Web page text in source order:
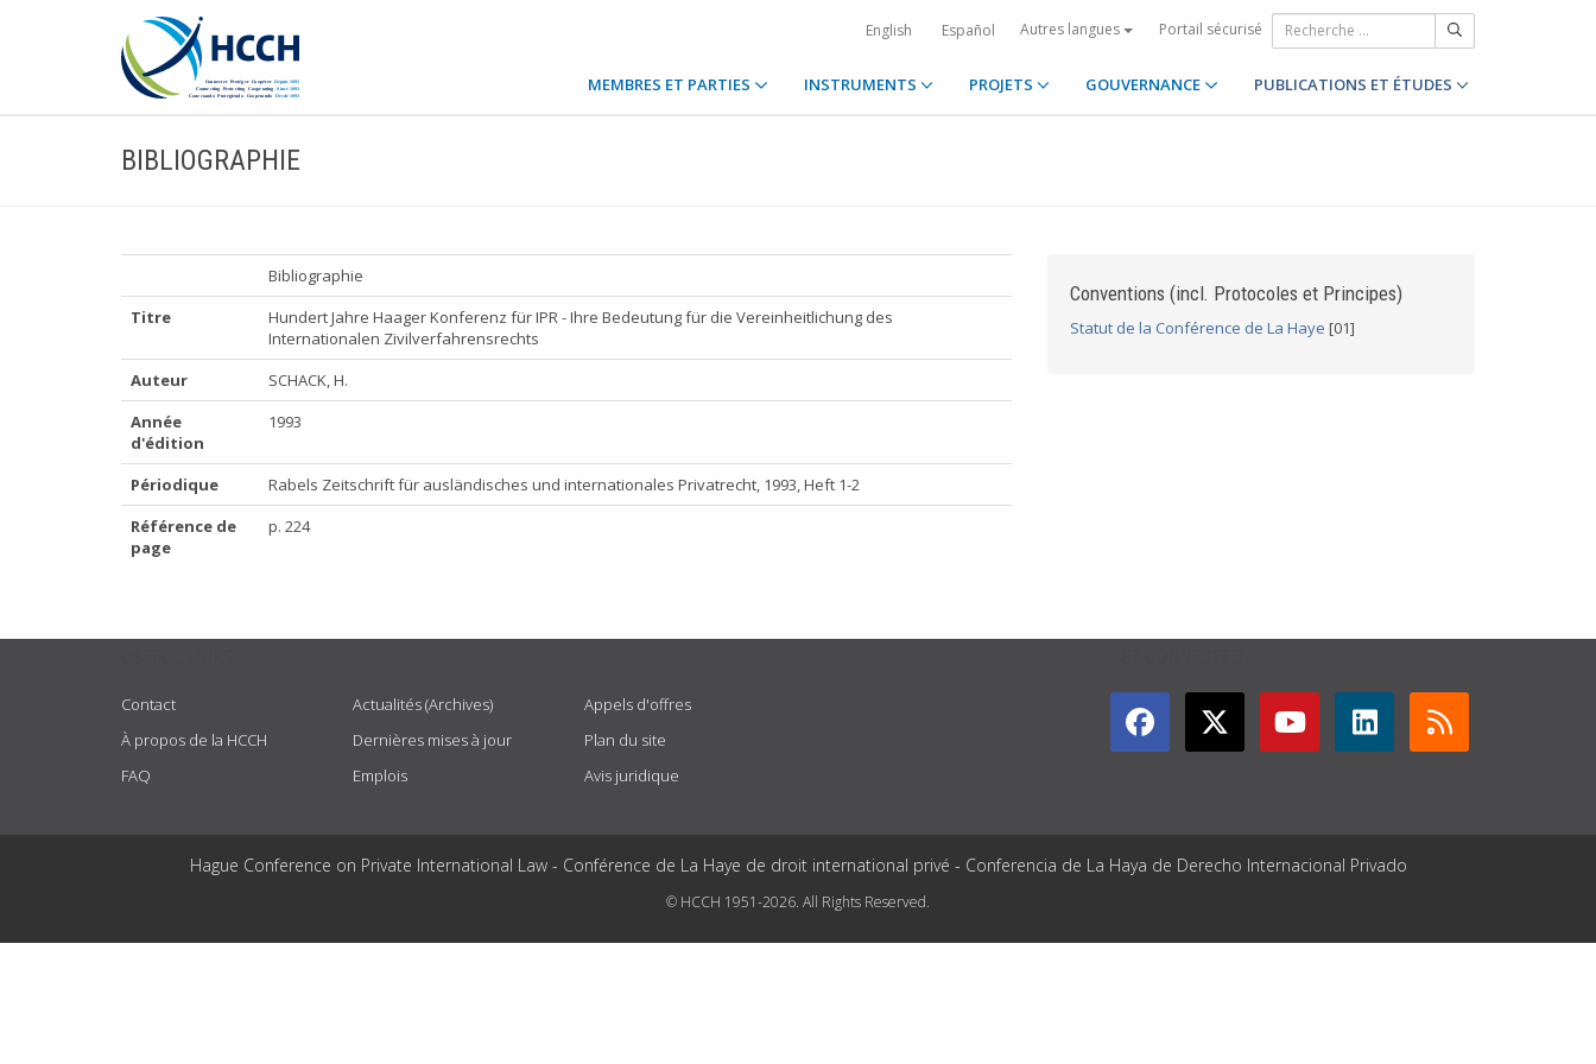
English Español Autres langues Portail sécurisé
MEMBRES ET PARTIES INSTRUMENTS PROJETS GOUVERNANCE PUBLICATIONS ET ÉTUDES
BIBLIOGRAPHIE
Bibliographie
Titre
Hundert Jahre Haager Konferenz für IPR - Ihre Bedeutung für die Vereinheitlichung des
Internationalen Zivilverfahrensrechts
Auteur
SCHACK, H.
Année
d'édition
1993
Périodique
Rabels Zeitschrift für ausländisches und internationales Privatrecht, 1993, Heft 1-2
Référence de
page
p. 224
Conventions (incl. Protocoles et Principes)
Statut de la Conférence de La Haye [01]
Contact
À propos de la HCCH
FAQ
Actualités (Archives)
Dernières mises à jour
Emplois
Appels d'offres
Plan du site
Avis juridique
Hague Conference on Private International Law - Conférence de La Haye de droit international privé - Conferencia de La Haya de Derecho Internacional Privado
© HCCH 1951-2026. All Rights Reserved.